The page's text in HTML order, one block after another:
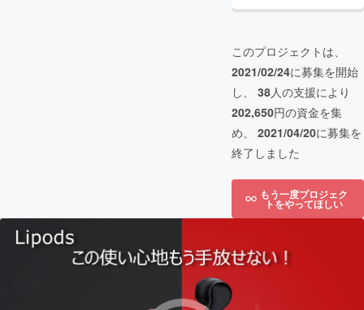
このプロジェクトは、
2021/02/24に募集を開始
し、 38人の支援により
202,650円の資金を集
め、 2021/04/20に募集を
終了しました
もう一度プロジェク
トをやってほしい